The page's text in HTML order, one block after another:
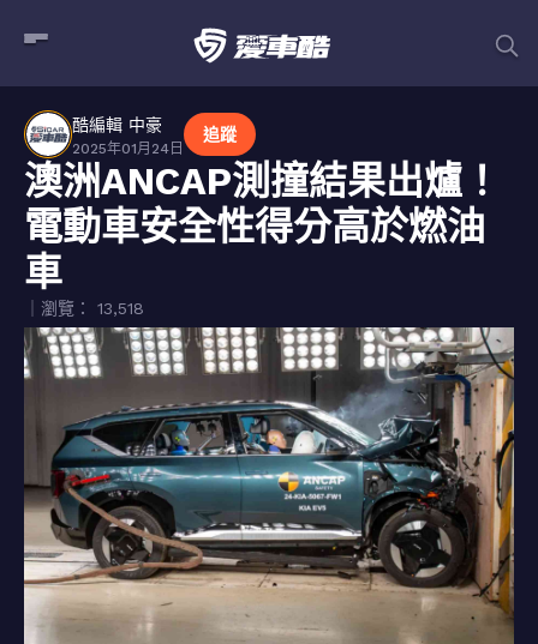
酷編輯 中豪
2025年01月24日
追蹤
澳洲ANCAP測撞結果出爐！
電動車安全性得分高於燃油
車
｜瀏覽： 13,518